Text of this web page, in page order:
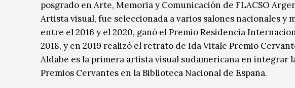
posgrado en Arte, Memoria y Comunicación de FLACSO
Artista visual, fue seleccionada a varios salones nacionales y
entre el 2016 y el 2020, ganó el Premio Residencia
2018, y en 2019 realizó el retrato de Ida Vitale Premio
Aldabe es la primera artista visual sudamericana en integrar
Premios Cervantes en la Biblioteca Nacional de España.